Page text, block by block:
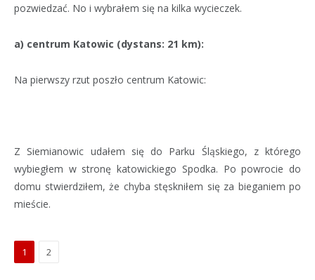
pozwiedzać. No i wybrałem się na kilka wycieczek.
a) centrum Katowic (dystans: 21 km):
Na pierwszy rzut poszło centrum Katowic:
Z Siemianowic udałem się do Parku Śląskiego, z którego
wybiegłem w stronę katowickiego Spodka. Po powrocie do
domu stwierdziłem, że chyba stęskniłem się za bieganiem po
mieście.
1 2